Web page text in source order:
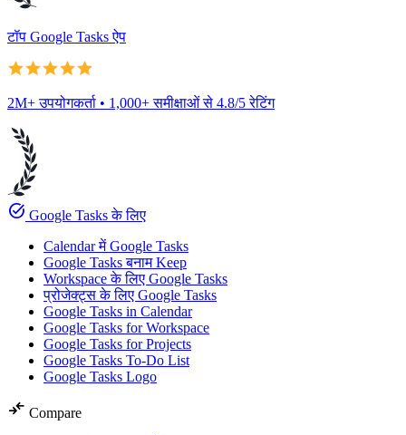
टॉप Google Tasks ऐप
2M+ उपयोगकर्ता • 1,000+ समीक्षाओं से 4.8/5 रेटिंग
task_alt Google Tasks के लिए
Calendar में Google Tasks
Google Tasks बनाम Keep
Workspace के लिए Google Tasks
प्रोजेक्ट्स के लिए Google Tasks
Google Tasks in Calendar
Google Tasks for Workspace
Google Tasks for Projects
Google Tasks To-Do List
Google Tasks Logo
compare_arrows Compare